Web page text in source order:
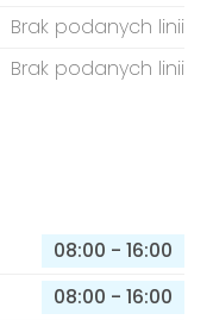
Brak podanych linii
Brak podanych linii
08:00 - 16:00
08:00 - 16:00